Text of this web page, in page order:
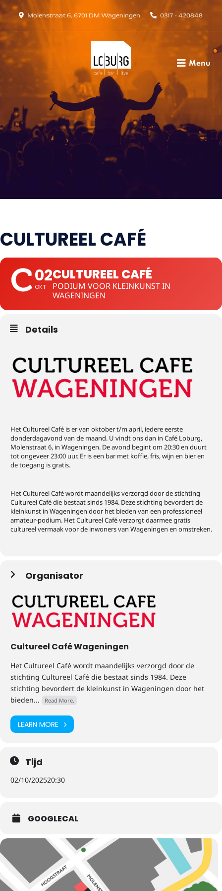
Molenstraat 6, 6701 DM Wageningen 0317 - 420848
Menu
CULTUREEL CAFÉ
02
OKT
CULTUREEL CAFÉ
PODIUM VOOR KLEINKUNST IN
WAGENINGEN
Details
Het Cultureel Café is er van oktober t/m april, iedere eerste
donderdagavond van de maand. U vindt ons dan in Café Loburg,
Molenstraat 6, in Wageningen. De avond begint om 20:30 en duurt
tot ongeveer 23:00 uur. Er is een bar met koffie, fris, wijn en bier en
de toegang is gratis.
Het Cultureel Café wordt maandelijks verzorgd door de stichting
Cultureel Café die bestaat sinds 1984. Deze stichting bevordert de
kleinkunst in Wageningen door het bieden van een professioneel
amateur-podium. Het Cultureel Café verzorgt daarmee gratis
cultureel vermaak voor de inwoners van Wageningen en omstreken.
Organisator
Cultureel Café Wageningen
Het Cultureel Café wordt maandelijks verzorgd door de
stichting Cultureel Café die bestaat sinds 1984. Deze
stichting bevordert de kleinkunst in Wageningen door het
bieden...
Read More.
LEARN MORE
Tijd
02/10/202520:30
GOOGLECAL